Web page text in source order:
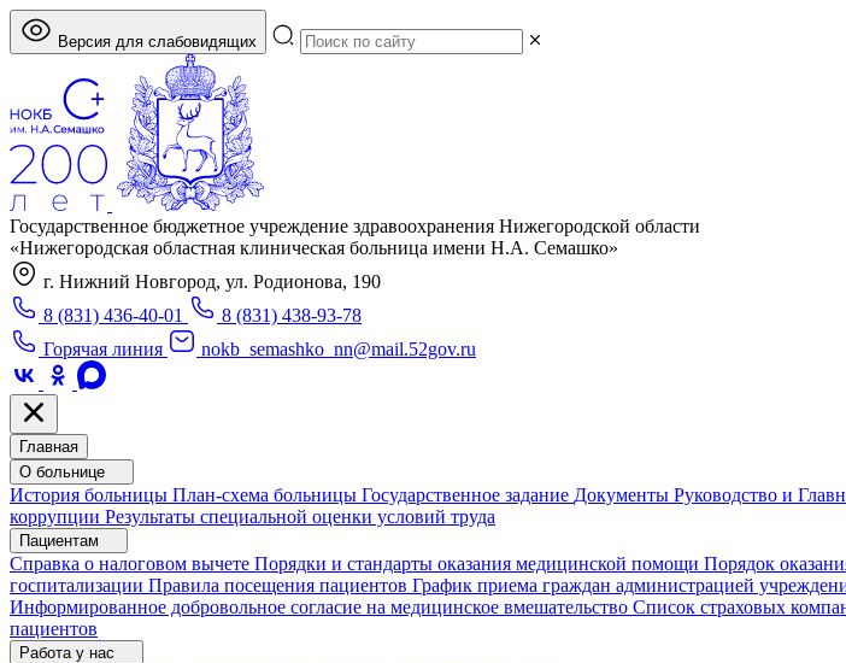
Версия для слабовидящих
Государственное бюджетное учреждение здравоохранения Нижегородской области
«Нижегородская областная клиническая больница имени Н.А. Семашко»
г. Нижний Новгород, ул. Родионова, 190
8 (831) 436-40-01
8 (831) 438-93-78
Горячая линия
nokb_semashko_nn@mail.52gov.ru
Главная
О больнице
История больницы План-схема больницы Государственное задание Документы Руководство и
коррупции Результаты специальной оценки условий труда
Пациентам
Справка о налоговом вычете Порядки и стандарты оказания медицинской помощи Порядок
госпитализации Правила посещения пациентов График приема граждан администрацией
Информированное добровольное согласие на медицинское вмешательство Список страховых
пациентов
Работа у нас